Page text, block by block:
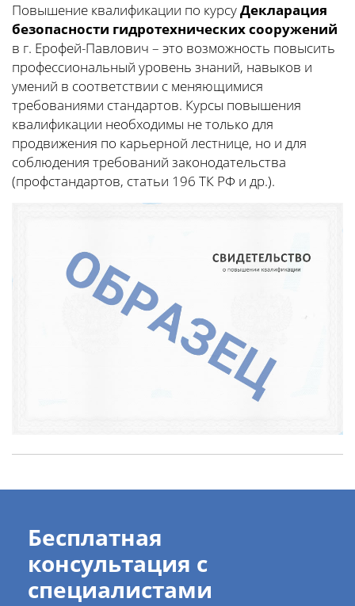
Повышение квалификации по курсуДекларация
безопасности гидротехнических сооружений
в г. Ерофей-Павлович – это возможность повысить
профессиональный уровень знаний, навыков и
умений в соответствии с меняющимися
требованиями стандартов. Курсы повышения
квалификации необходимы не только для
продвижения по карьерной лестнице, но и для
соблюдения требований законодательства
(профстандартов, статьи 196 ТК РФ и др.).
Бесплатная
консультация с
специалистами